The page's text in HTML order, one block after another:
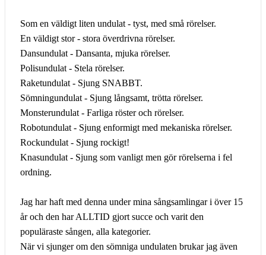
Som en väldigt liten undulat - tyst, med små rörelser.
En väldigt stor - stora överdrivna rörelser.
Dansundulat - Dansanta, mjuka rörelser.
Polisundulat - Stela rörelser.
Raketundulat - Sjung SNABBT.
Sömningundulat - Sjung långsamt, trötta rörelser.
Monsterundulat - Farliga röster och rörelser.
Robotundulat - Sjung enformigt med mekaniska rörelser.
Rockundulat - Sjung rockigt!
Knasundulat - Sjung som vanligt men gör rörelserna i fel
ordning.
Jag har haft med denna under mina sångsamlingar i över 15
år och den har ALLTID gjort succe och varit den
populäraste sången, alla kategorier.
När vi sjunger om den sömniga undulaten brukar jag även